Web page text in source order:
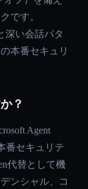
です。
深い会話パタ
本番セキュリ
？
Agent
番セキュリテ
代替として機
ンシャル、コ